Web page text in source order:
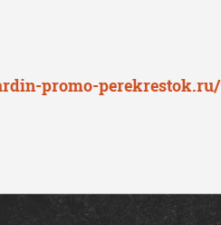
promo-perekrestok.ru/